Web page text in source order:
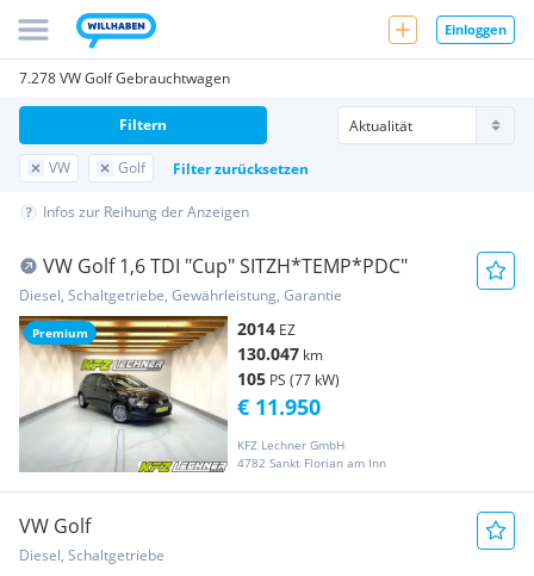
Einloggen
7.278 VW Golf Gebrauchtwagen
VW Golf Filter zurücksetzen
Filtern
Infos zur Reihung der Anzeigen
Premium
VW Golf 1,6 TDI "Cup" SITZH*TEMP*PDC"
Diesel, Schaltgetriebe, Gewährleistung, Garantie
2014 EZ
130.047 km
105 PS (77 kW)
KFZ Lechner GmbH
4782 Sankt Florian am Inn
€ 11.950
VW Golf
Diesel, Schaltgetriebe